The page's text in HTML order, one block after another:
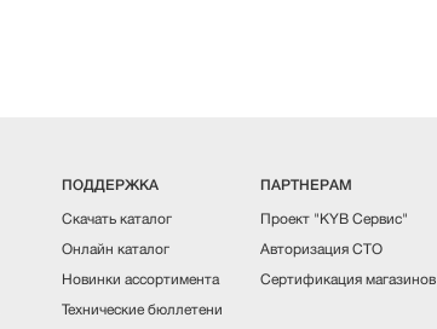
ПОДДЕРЖКА
Скачать каталог
Онлайн каталог
Новинки ассортимента
Технические бюллетени
ПАРТНЕРАМ
Проект "KYB Сервис"
Авторизация СТО
Сертификация магазинов